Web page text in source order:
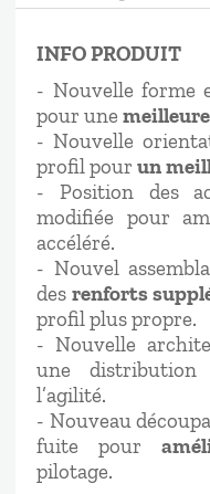
INFO PRODUIT
- Nouvelle forme
pour une
- Nouvelle
profil pourun
- Position des
modifiée pour
accéléré.
- Nouvel
des renforts
profil plus propre.
- Nouvelle
une
l’agilité.
- Nouveau
fuite pour
pilotage.